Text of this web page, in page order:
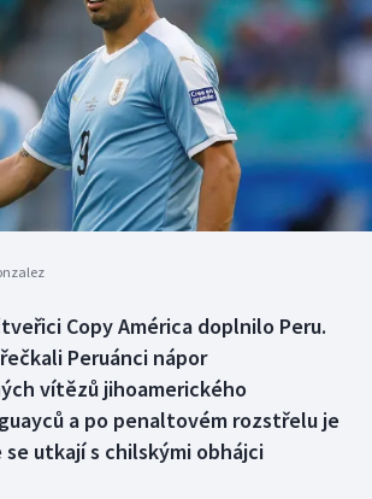
Copy América doplnilo Peru.
Peruánci nápor
vítězů jihoamerického
a po penaltovém rozstřelu je
utkají s chilskými obhájci